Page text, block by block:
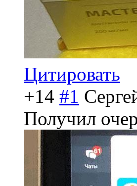
Цитировать
+14 #1
Получил